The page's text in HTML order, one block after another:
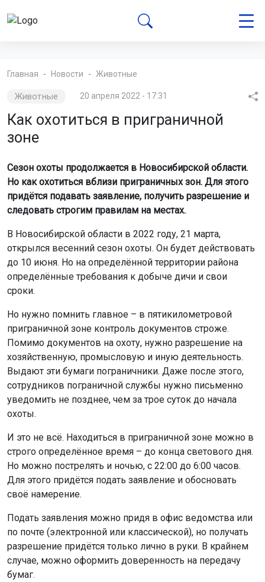
Главная Новости Животные
Животные 20 апреля 2022 - 17:31
Как охотиться в приграничной
зоне
Сезон охоты продолжается в Новосибирской области.
Но как охотиться вблизи приграничных зон. Для этого
придётся подавать заявление, получить разрешение и
следовать строгим правилам на местах.
В Новосибирской области в 2022 году, 21 марта,
открылся весенний сезон охоты. Он будет действовать
до 10 июня. Но на определённой территории района
определённые требования к добыче дичи и свои
сроки.
Но нужно помнить главное – в пятикилометровой
приграничной зоне контроль документов строже.
Помимо документов на охоту, нужно разрешение на
хозяйственную, промысловую и иную деятельность.
Выдают эти бумаги пограничники. Даже после этого,
сотрудников пограничной службы нужно письменно
уведомить не позднее, чем за трое суток до начала
охоты.
И это не всё. Находиться в приграничной зоне можно в
строго определённое время – до конца светового дня.
Но можно пострелять и ночью, с 22:00 до 6:00 часов.
Для этого придётся подать заявление и обосновать
своё намерение.
Подать заявления можно придя в офис ведомства или
по почте (электронной или классической), но получать
разрешение придётся только лично в руки. В крайнем
случае, можно оформить доверенность на передачу
бумаг.